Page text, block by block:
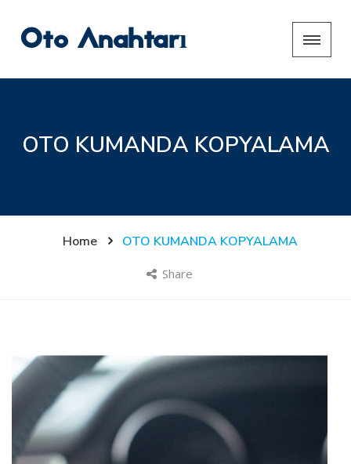
Oto Anahtarı
OTO KUMANDA KOPYALAMA
Home OTO KUMANDA KOPYALAMA
Share